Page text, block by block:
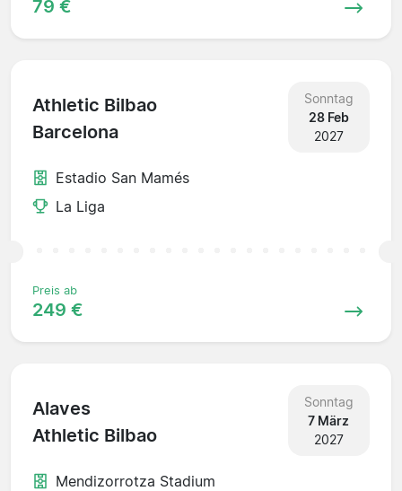
79 €
Athletic Bilbao
Barcelona
Sonntag
28 Feb
2027
Estadio San Mamés
La Liga
Preis ab
249 €
Alaves
Athletic Bilbao
Sonntag
7 März
2027
Mendizorrotza Stadium